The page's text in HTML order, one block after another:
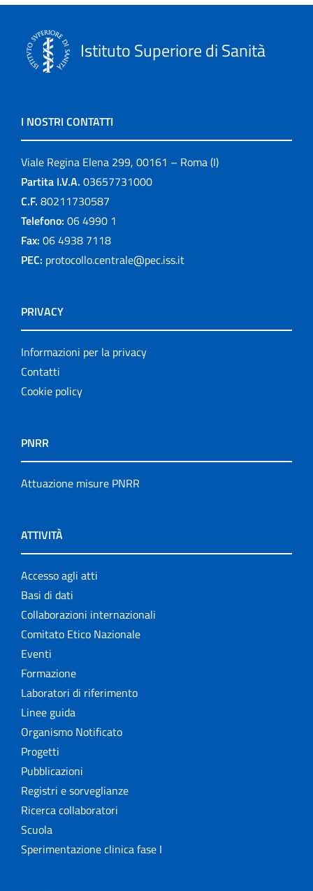
Istituto Superiore di Sanità
I NOSTRI CONTATTI
Viale Regina Elena 299, 00161 – Roma (I)
Partita I.V.A. 03657731000
C.F. 80211730587
Telefono: 06 4990 1
Fax: 06 4938 7118
PEC: protocollo.centrale@pec.iss.it
PRIVACY
Informazioni per la privacy
Contatti
Cookie policy
PNRR
Attuazione misure PNRR
ATTIVITÀ
Accesso agli atti
Basi di dati
Collaborazioni internazionali
Comitato Etico Nazionale
Eventi
Formazione
Laboratori di riferimento
Linee guida
Organismo Notificato
Progetti
Pubblicazioni
Registri e sorveglianze
Ricerca collaboratori
Scuola
Sperimentazione clinica fase I